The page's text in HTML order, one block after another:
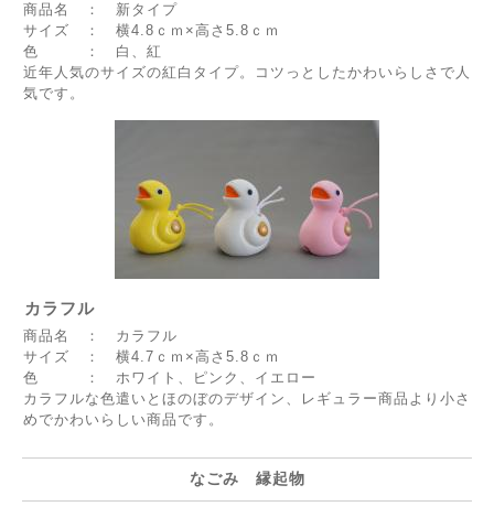
商品名 ： 新タイプ
サイズ ： 横4.8ｃｍ×高さ5.8ｃｍ
色 ： 白、紅
近年人気のサイズの紅白タイプ。コツっとしたかわいらしさで人
気です。
カラフル
商品名 ： カラフル
サイズ ： 横4.7ｃｍ×高さ5.8ｃｍ
色 ： ホワイト、ピンク、イエロー
カラフルな色遣いとほのぼのデザイン、レギュラー商品より小さ
めでかわいらしい商品です。
なごみ 縁起物